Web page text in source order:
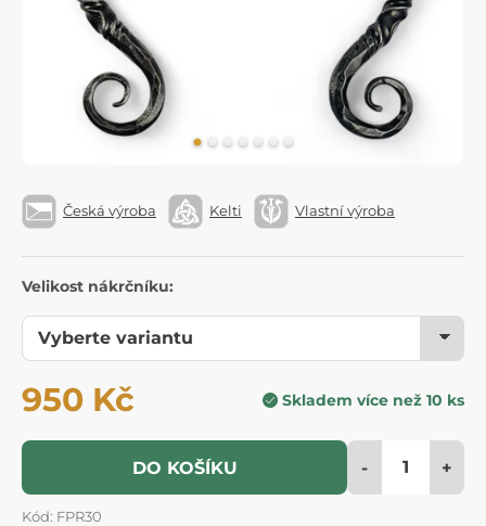
Česká výroba Kelti Vlastní výroba
Velikost nákrčníku:
950 Kč Skladem více než 10 ks
DO KOŠÍKU - +
Kód: FPR30